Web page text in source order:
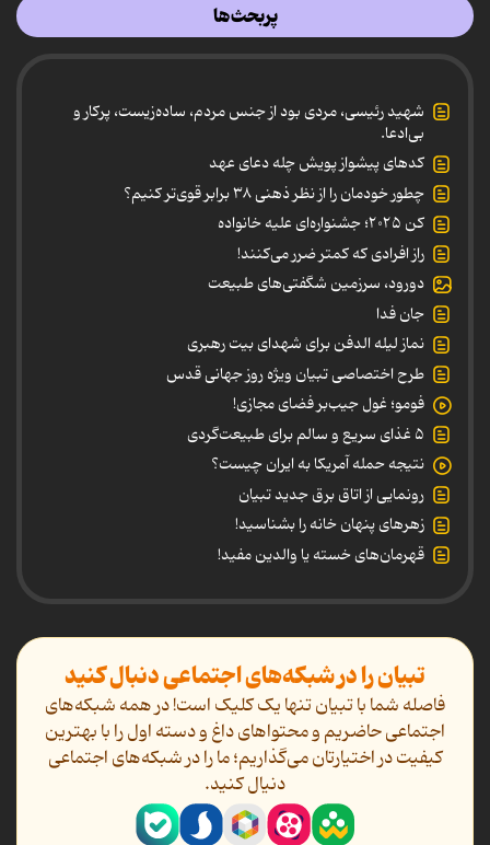
پربحث‌ها
شهید رئیسی، مردی بود از جنس مردم، ساده‌زیست، پرکار و
بی‌ادعا.
کدهای پیشواز پویش چله دعای عهد
چطور خودمان را از نظر ذهنی ۳۸ برابر قوی‌تر کنیم؟
کن ۲۰۲۵؛ جشنواره‌ای علیه خانواده
راز افرادی که کمتر ضرر می‌کنند!
دورود، سرزمین شگفتی‌های طبیعت
جان فدا
نماز لیله الدفن برای شهدای بیت رهبری
طرح اختصاصی تبیان ویژه روز جهانی قدس
فومو؛ غول جیب‌بر فضای مجازی!
۵ غذای سریع و سالم برای طبیعت‌گردی
نتیجه حمله آمریکا به ایران چیست؟
رونمایی از اتاق برق جدید تبیان
زهرهای پنهان خانه را بشناسید!
قهرمان‌های خسته یا والدین مفید!
تبیان را در شبکه‌های اجتماعی دنبال کنید
فاصله شما با تبیان تنها یک کلیک است! در همه شبکه‌های
اجتماعی حاضریم و محتواهای داغ و دسته اول را با بهترین
کیفیت در اختیارتان می‌گذاریم؛ ما را در شبکه‌های اجتماعی
دنیال کنید.